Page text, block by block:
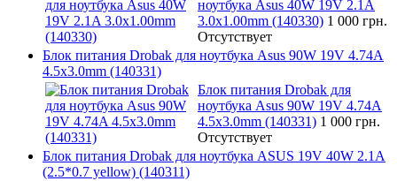
ноутбука Asus 40W 19V 2.1A
3.0x1.00mm (140330) 1 000 грн.
Отсутствует
Блок питания Drobak для ноутбука Asus 90W 19V 4.74A
4.5x3.0mm (140331)
Блок питания Drobak для
ноутбука Asus 90W 19V 4.74A
4.5x3.0mm (140331) 1 000 грн.
Отсутствует
Блок питания Drobak для ноутбука ASUS 19V 40W 2.1A
(2.5*0.7 yellow) (140311)